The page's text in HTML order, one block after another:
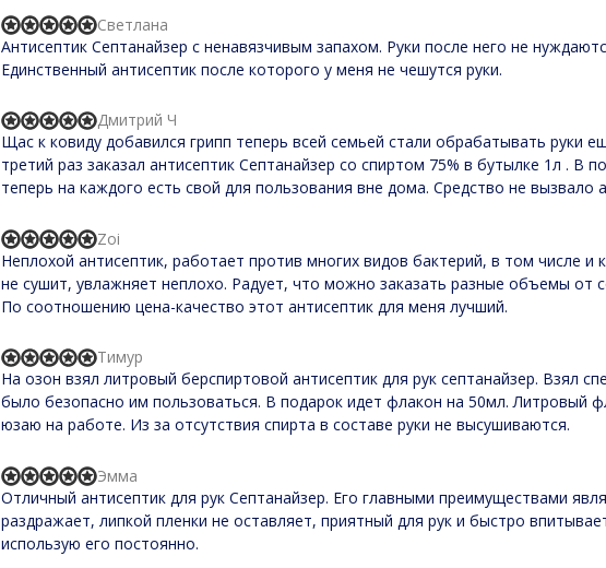
0
o
u
t
o
5
R
a
t
5
,
0
o
u
f
5
Антисептик Септанайзер с ненавязчивым запахом. Руки после него не
Единственный антисептик после которого у меня не чешутся руки.
Светлана
R
a
t
d
,
0
o
u
t
o
5
Щас к ковиду добавился грипп теперь всей семьей стали обрабатывать руки
третий раз заказал антисептик Септанайзер со спиртом 75% в бутылке 1л . В
теперь на каждого есть свой для пользования вне дома. Средство не вызвало
Дмитрий Ч
R
a
t
d
,
0
o
u
t
5
Неплохой антисептик, работает против многих видов бактерий, в том числе и
не сушит, увлажняет неплохо. Радует, что можно заказать разные объемы от
По соотношению цена-качество этот антисептик для меня лучший.
Zoi
R
a
t
e
d
,
0
o
u
t
o
На озон взял литровый беpспиртовой антисептик для рук септанайзер. Взял
было безопасно им пользоваться. В подарок идет флакон на 50мл. Литровый
юзаю на работе. Из за отсутствия спирта в составе руки не высушиваются.
Тимур
R
a
t
d
Отличный антисептик для рук Септанайзер. Его главными преимуществами
раздражает, липкой пленки не оставляет, приятный для рук и быстро
использую его постоянно.
Эмма